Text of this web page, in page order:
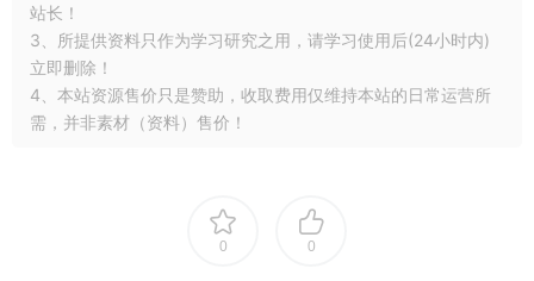
站长！
3、所提供资料只作为学习研究之用，请学习使用后(24小时内)
立即删除！
4、本站资源售价只是赞助，收取费用仅维持本站的日常运营所
需，并非素材（资料）售价！
0 0